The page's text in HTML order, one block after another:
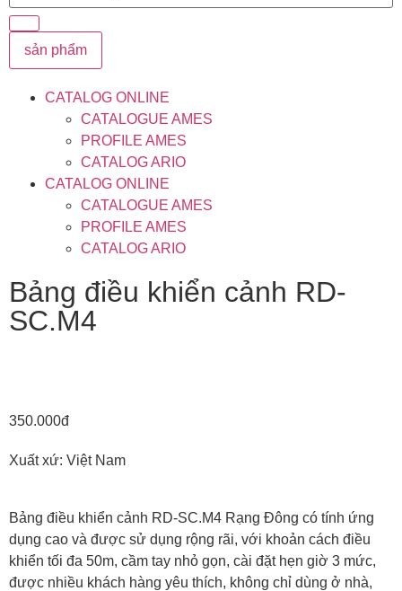
sản phẩm
CATALOG ONLINE
CATALOGUE AMES
PROFILE AMES
CATALOG ARIO
CATALOG ONLINE
CATALOGUE AMES
PROFILE AMES
CATALOG ARIO
Bảng điều khiển cảnh RD-
SC.M4
350.000đ
Xuất xứ: Việt Nam
Bảng điều khiển cảnh RD-SC.M4 Rạng Đông có tính ứng
dụng cao và được sử dụng rộng rãi, với khoản cách điều
khiển tối đa 50m, cầm tay nhỏ gọn, cài đặt hẹn giờ 3 mức,
được nhiều khách hàng yêu thích, không chỉ dùng ở nhà,